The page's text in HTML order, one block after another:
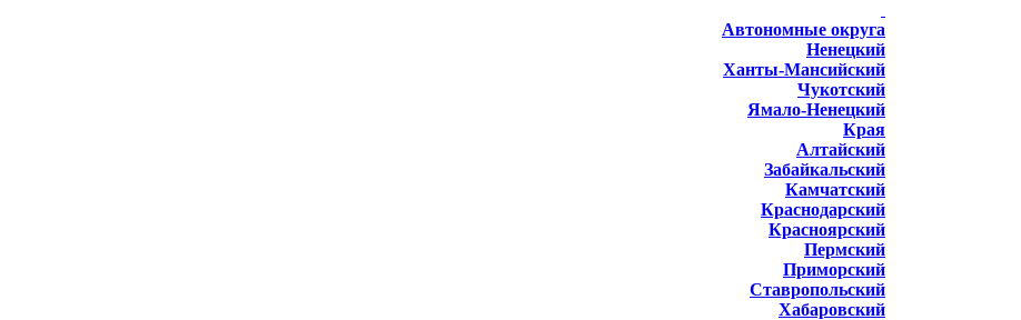
Автономные округа
Ненецкий
Ханты-Мансийский
Чукотский
Ямало-Ненецкий
Края
Алтайский
Забайкальский
Камчатский
Краснодарский
Красноярский
Пермский
Приморский
Ставропольский
Хабаровский